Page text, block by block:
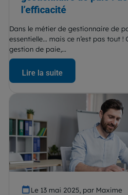
l’efficacité
Dans le métier de gestionnaire de
essentielle… mais ce n’est pas tout !
gestion de paie,...
Lire la suite
Le 13 mai 2025, par Maxime